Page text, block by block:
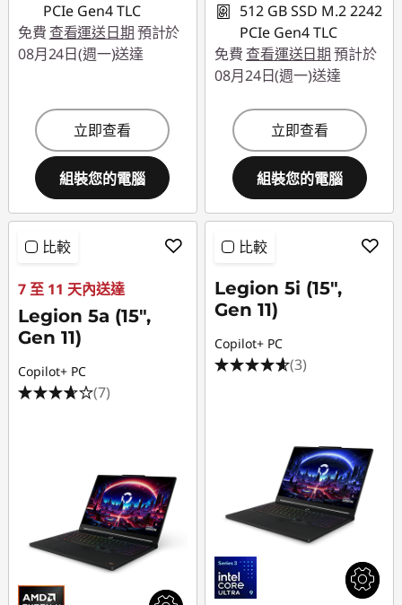
PCIe Gen4 TLC
免費 查看運送日期預計於
08月24日(週一)送達
立即查看
組裝您的電腦
512 GB SSD M.2 2242
PCIe Gen4 TLC
免費 查看運送日期預計於
08月24日(週一)送達
立即查看
組裝您的電腦
比較
7 至 11 天內送達
Legion 5a (15",
Gen 11)
Copilot+ PC
(7)
比較
Legion 5i (15",
Gen 11)
Copilot+ PC
(3)